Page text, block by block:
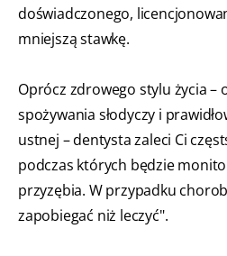
doświadczonego,
mniejszą stawkę.
Oprócz zdrowego stylu życia –
spożywania słodyczy i
ustnej – dentysta zaleci Ci
podczas których będzie
przyzębia. W przypadku
zapobiegać niż leczyć".